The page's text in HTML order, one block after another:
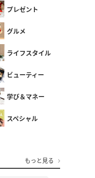
プレゼント
グルメ
ライフスタイル
ビューティー
学び＆マネー
スペシャル
もっと見る